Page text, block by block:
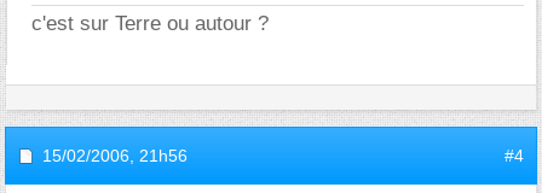
c'est sur Terre ou autour ?
15/02/2006, 21h56 #4